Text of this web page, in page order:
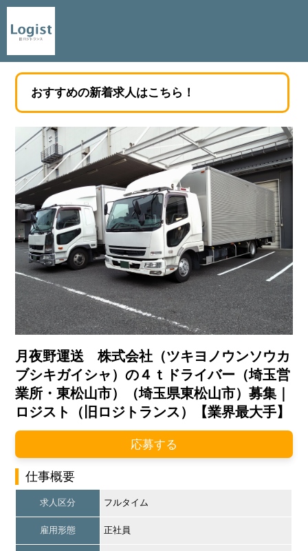
おすすめの新着求人はこちら！
月夜野運送 株式会社（ツキヨノウンソウカ
ブシキガイシャ）の４ｔドライバー（埼玉営
業所・東松山市）（埼玉県東松山市）募集｜
ロジスト（旧ロジトランス）【業界最大手】
応募する
仕事概要
求人区分 フルタイム
雇用形態 正社員